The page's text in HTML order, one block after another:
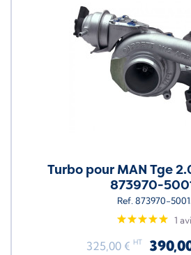
Turbo pour MAN Tge
873970-
Ref. 873970-
1
325,00 € HT